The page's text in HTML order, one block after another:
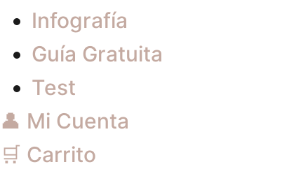
Infografía
Guía Gratuita
Test
👤 Mi Cuenta
🛒 Carrito